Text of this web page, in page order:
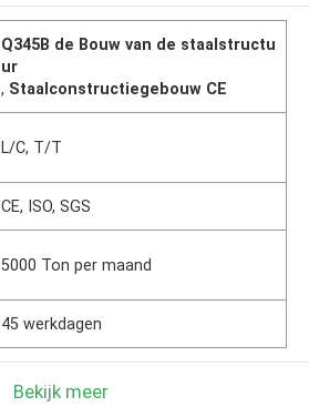
Q345B de Bouw van de staalstructu
ur
, Staalconstructiegebouw CE
L/C, T/T
CE, ISO, SGS
5000 Ton per maand
45 werkdagen
Bekijk meer